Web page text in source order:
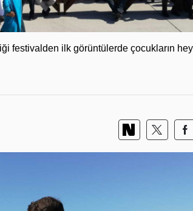
festivalden ilk görüntülerde çocukların